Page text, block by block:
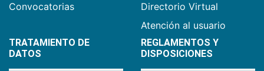
Convocatorias
Directorio Virtual
Atención al usuario
TRATAMIENTO DE
DATOS
REGLAMENTOS Y
DISPOSICIONES